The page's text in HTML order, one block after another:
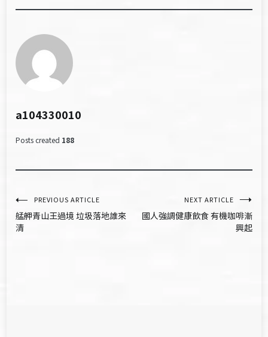
a104330010
Posts created 188
文
章
PREVIOUS ARTICLE
艋舺青山王過境 垃圾落地誰來
清
NEXT ARTICLE
國人強調健康飲食 有機咖啡漸
興起